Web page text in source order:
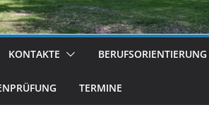
KONTAKTE BERUFSORIENTIERUNG
TERMINE